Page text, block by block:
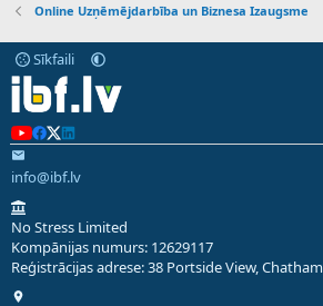
Online Uzņēmējdarbība un Biznesa Izaugsme
Sīkfaili
info@ibf.lv
No Stress Limited
Kompānijas numurs: 12629117
Reģistrācijas adrese: 38 Portside View,